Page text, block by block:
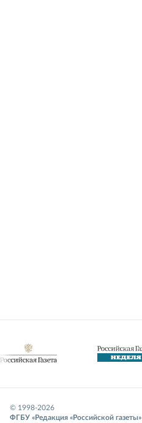
© 1998-2026
ФГБУ «Редакция «Российской газеты»